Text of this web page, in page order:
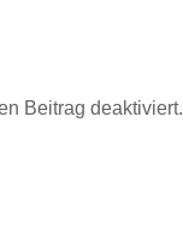
Beitrag deaktiviert.